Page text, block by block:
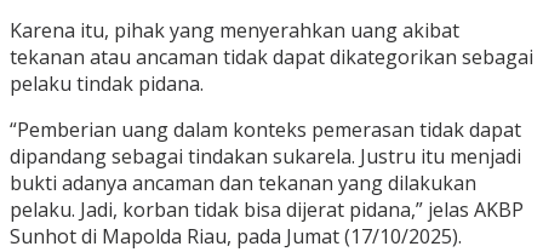
Karena itu, pihak yang menyerahkan uang akibat
tekanan atau ancaman tidak dapat dikategorikan sebagai
pelaku tindak pidana.
“Pemberian uang dalam konteks pemerasan tidak dapat
dipandang sebagai tindakan sukarela. Justru itu menjadi
bukti adanya ancaman dan tekanan yang dilakukan
pelaku. Jadi, korban tidak bisa dijerat pidana,” jelas AKBP
Sunhot di Mapolda Riau, pada Jumat (17/10/2025).